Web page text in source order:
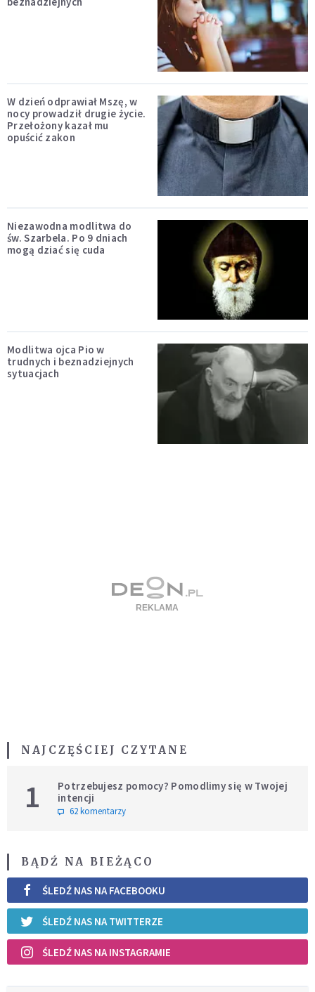
W dzień odprawiał Mszę, w
nocy prowadził drugie życie.
Przełożony kazał mu
opuścić zakon
Niezawodna modlitwa do
św. Szarbela. Po 9 dniach
mogą dziać się cuda
Modlitwa ojca Pio w
trudnych i beznadziejnych
sytuacjach
NAJCZĘŚCIEJ CZYTANE
1
Potrzebujesz pomocy? Pomodlimy się w Twojej
intencji
62 komentarzy
BĄDŹ NA BIEŻĄCO
ŚLEDŹ NAS NA FACEBOOKU
ŚLEDŹ NAS NA TWITTERZE
ŚLEDŹ NAS NA INSTAGRAMIE